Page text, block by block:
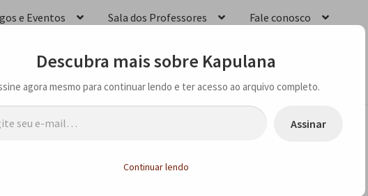
e Eventos Sala dos Professores Fale conosco
USP, em São Paulo – SP
Descubra mais sobre Kapulana
agora mesmo para continuar lendo e ter acesso ao arquivo completo.
Assinar
Continuar lendo